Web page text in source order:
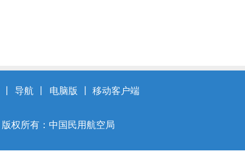
丨 导航 丨 电脑版 丨 移动客户端
版权所有：中国民用航空局